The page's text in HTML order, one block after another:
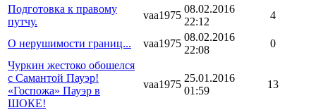
Подготовка к правому
путчу.
vaa1975
08.02.2016
22:12
4
О нерушимости границ... vaa1975
08.02.2016
22:08
0
Чуркин жестоко обошелся
с Самантой Пауэр!
«Госпожа» Пауэр в
ШОКЕ!
vaa1975
25.01.2016
01:59
13